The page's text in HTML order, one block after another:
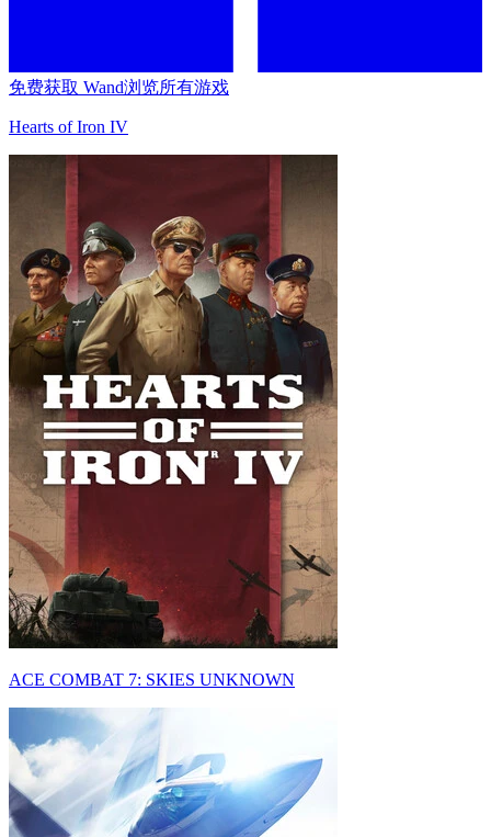
免费获取 Wand浏览所有游戏
Hearts of Iron IV
ACE COMBAT 7: SKIES UNKNOWN